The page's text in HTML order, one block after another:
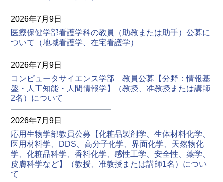
2026年7月9日
医療保健学部看護学科の教員（助教または助手）公募に
ついて（地域看護学、在宅看護学）
2026年7月9日
コンピュータサイエンス学部 教員公募【分野：情報基
盤・人工知能・人間情報学】（教授、准教授または講師
2名）について
2026年7月9日
応用生物学部教員公募【化粧品製剤学、生体材料化学、
医用材料学、DDS、高分子化学、界面化学、天然物化
学、化粧品科学、香料化学、感性工学、安全性、薬学、
皮膚科学など】（教授、准教授または講師1名）につい
て